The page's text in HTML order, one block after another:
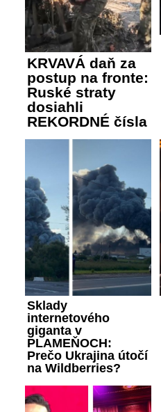
KRVAVÁ daň za
postup na fronte:
Ruské straty
dosiahli
REKORDNÉ čísla
Sklady
internetového
giganta v
PLAMEŇOCH:
Prečo Ukrajina útočí
na Wildberries?